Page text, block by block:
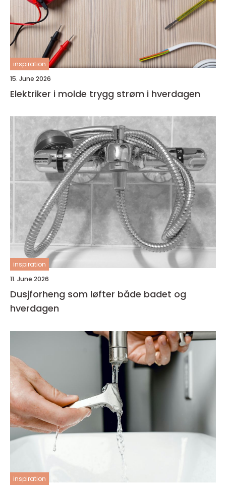
inspiration
15. June 2026
Elektriker i molde trygg strøm i hverdagen
inspiration
11. June 2026
Dusjforheng som løfter både badet og
hverdagen
inspiration